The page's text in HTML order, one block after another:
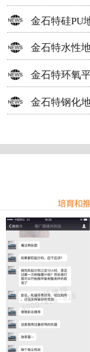
金石特硅PU
金石特水性
金石特环氧
金石特钢化